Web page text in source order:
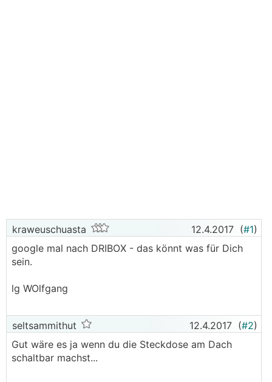
kraweuschuasta 12.4.2017 (#1)
google mal nach DRIBOX - das könnt was für Dich
sein.
lg WOlfgang
seltsammithut 12.4.2017 (#2)
Gut wäre es ja wenn du die Steckdose am Dach
schaltbar machst...